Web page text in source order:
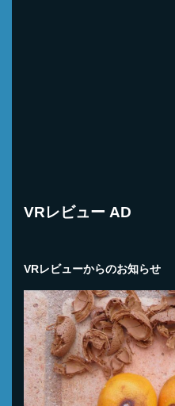
VRレビュー AD
VRレビューからのお知らせ